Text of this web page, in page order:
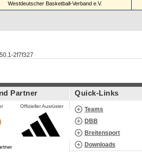
Westdeutscher Basketball-Verband e.V.
2f7f327
Partner
Offizieller Ausrüster
Quick-Links
Teams
DBB
Breitensport
Downloads